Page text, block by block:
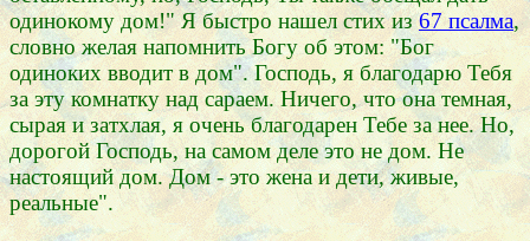
одинокому дом!" Я быстро нашел стих из67 псалма,
словно желая напомнить Богу об этом: "Бог
одиноких вводит в дом". Господь, я благодарю Тебя
за эту комнатку над сараем. Ничего, что она темная,
сырая и затхлая, я очень благодарен Тебе за нее. Но,
дорогой Господь, на самом деле это не дом. Не
настоящий дом. Дом - это жена и дети, живые,
реальные".